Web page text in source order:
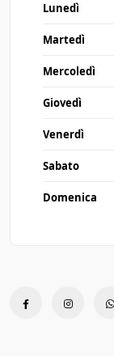
Lunedì
Martedì
Mercoledì
Giovedì
Venerdì
Sabato
Domenica